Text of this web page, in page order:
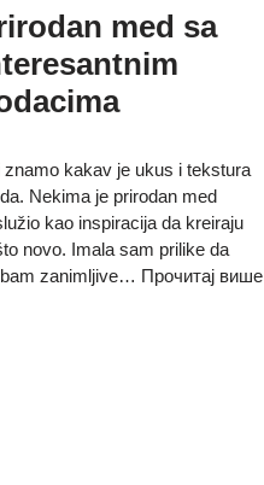
med sa
znamo kakav je ukus i tekstura
Nekima je prirodan med
kao inspiracija da kreiraju
novo. Imala sam prilike da
zanimljive… Прочитај више